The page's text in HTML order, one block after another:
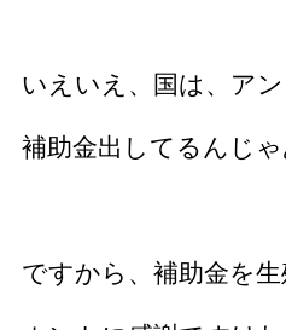
いえいえ、国は、アン
補助金出してるんじ
ですから、補助金を